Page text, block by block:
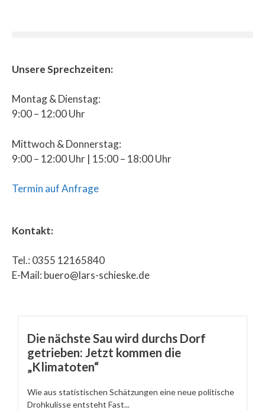
Unsere Sprechzeiten:
Montag & Dienstag:
9:00 – 12:00 Uhr
Mittwoch & Donnerstag:
9:00 – 12:00 Uhr | 15:00 – 18:00 Uhr
Termin auf Anfrage
Kontakt:
Tel.: 0355 12165840
E-Mail: buero@lars-schieske.de
Die nächste Sau wird durchs Dorf
getrieben: Jetzt kommen die
„Klimatoten“
Wie aus statistischen Schätzungen eine neue politische
Drohkulisse entsteht Fast...